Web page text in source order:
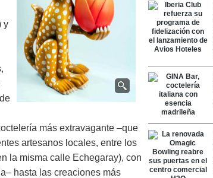
y
más extravagante –que
artesanos locales, entre los
la misma calle Echegaray), con
hasta las creaciones más